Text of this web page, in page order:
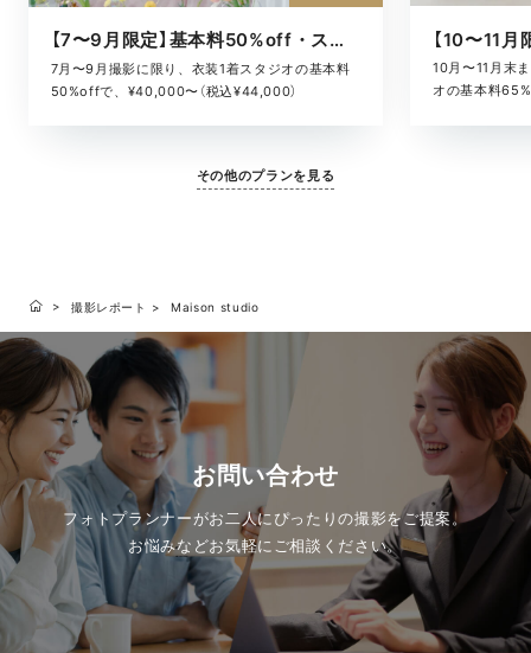
【7〜9月限定】基本料50%off・スタジオキャンペーン
7月〜9月撮影に限り、衣装1着スタジオの基本料
50%offで、¥40,000〜（税込¥44,000）
10月〜11月末
オの基本料
その他のプランを見る
撮影レポート Maison studio
お問い合わせ
フォトプランナーがお二人にぴったりの撮影をご提案。
お悩みなどお気軽にご相談ください。